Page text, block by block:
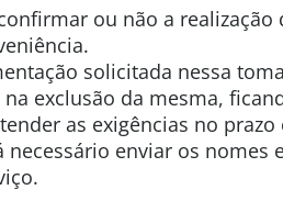
ou não a
solicitada nessa
exclusão da mesma,
as exigências no prazo
enviar os nomes